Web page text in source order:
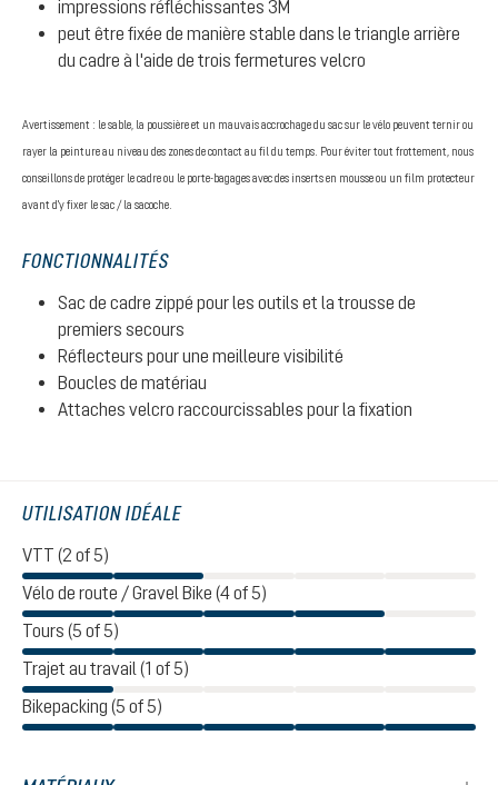
impressions réfléchissantes 3M
peut être fixée de manière stable dans le triangle arrière
du cadre à l'aide de trois fermetures velcro
Avertissement : le sable, la poussière et un mauvais accrochage du sac sur le vélo peuvent ternir ou
rayer la peinture au niveau des zones de contact au fil du temps. Pour éviter tout frottement, nous
conseillons de protéger le cadre ou le porte-bagages avec des inserts en mousse ou un film protecteur
avant d'y fixer le sac / la sacoche.
FONCTIONNALITÉS
Sac de cadre zippé pour les outils et la trousse de
premiers secours
Réflecteurs pour une meilleure visibilité
Boucles de matériau
Attaches velcro raccourcissables pour la fixation
UTILISATION IDÉALE
VTT (2 of 5)
Vélo de route / Gravel Bike (4 of 5)
Tours (5 of 5)
Trajet au travail (1 of 5)
Bikepacking (5 of 5)